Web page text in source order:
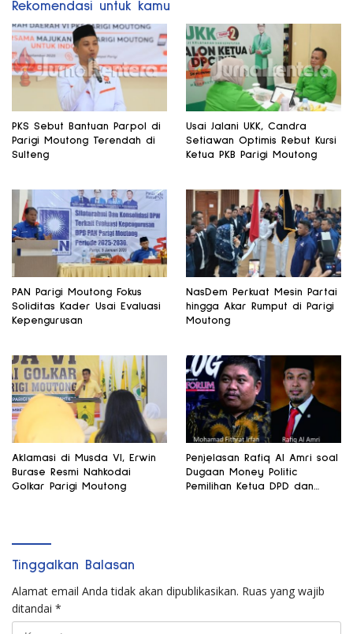
Rekomendasi untuk kamu
PKS Sebut Bantuan Parpol di
Parigi Moutong Terendah di
Sulteng
Usai Jalani UKK, Candra
Setiawan Optimis Rebut Kursi
Ketua PKB Parigi Moutong
PAN Parigi Moutong Fokus
Soliditas Kader Usai Evaluasi
Kepengurusan
NasDem Perkuat Mesin Partai
hingga Akar Rumput di Parigi
Moutong
Aklamasi di Musda VI, Erwin
Burase Resmi Nahkodai
Golkar Parigi Moutong
Penjelasan Rafiq Al Amri soal
Dugaan Money Politic
Pemilihan Ketua DPD dan
Tinggalkan Balasan
Alamat email Anda tidak akan dipublikasikan. Ruas yang wajib
ditandai *